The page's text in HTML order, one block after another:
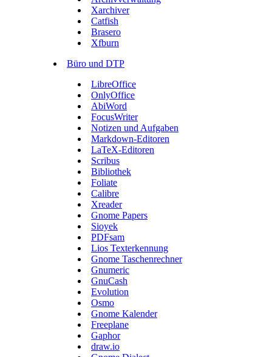
Xarchiver
Catfish
Brasero
Xfburn
Büro und DTP
LibreOffice
OnlyOffice
AbiWord
FocusWriter
Notizen und Aufgaben
Markdown-Editoren
LaTeX-Editoren
Scribus
Bibliothek
Foliate
Calibre
Xreader
Gnome Papers
Sioyek
PDFsam
Lios Texterkennung
Gnome Taschenrechner
Gnumeric
GnuCash
Evolution
Osmo
Gnome Kalender
Freeplane
Gaphor
draw.io